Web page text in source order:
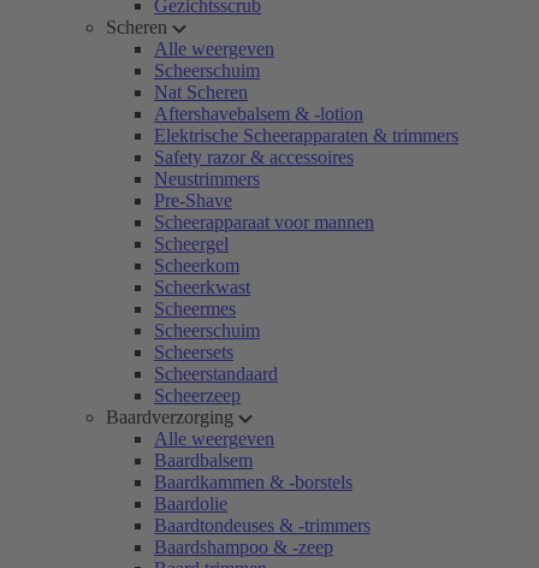
Gezichtsscrub
Scheren
Alle weergeven
Scheerschuim
Nat Scheren
Aftershavebalsem & -lotion
Elektrische Scheerapparaten & trimmers
Safety razor & accessoires
Neustrimmers
Pre-Shave
Scheerapparaat voor mannen
Scheergel
Scheerkom
Scheerkwast
Scheermes
Scheerschuim
Scheersets
Scheerstandaard
Scheerzeep
Baardverzorging
Alle weergeven
Baardbalsem
Baardkammen & -borstels
Baardolie
Baardtondeuses & -trimmers
Baardshampoo & -zeep